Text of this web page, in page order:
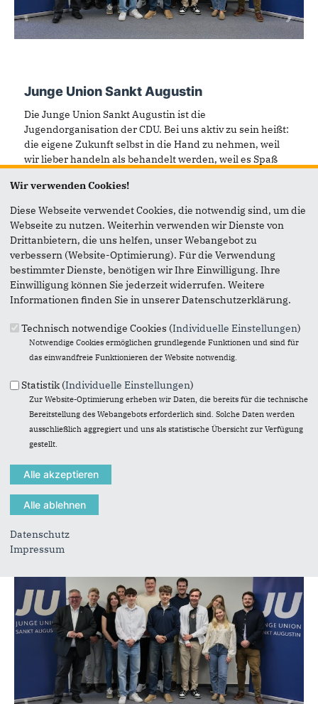
Junge Union Sankt Augustin
Die Junge Union Sankt Augustin ist die
Jugendorganisation der CDU. Bei uns aktiv zu sein heißt:
die eigene Zukunft selbst in die Hand zu nehmen, weil
wir lieber handeln als behandelt werden, weil es Spaß
zusammenzuarbeiten, politische Ideen zu entwickeln
und für ihre Durchsetzung zu streiten. Das ist Arbeit.
Klar. Aber nur „aus dem Bauch heraus” lassen sich
Probleme nicht lösen. Zur Jungen Union gehört aber
genauso das Skat- oder Fußballturnier, die Party, das
Rockfestival, die Kinonacht oder die Studienreise.
Selbstverständlich sind auch interessierte
Nichtmitglieder willkommen: Beim Arbeiten und beim
Die Mitglieder der JU sind für Euch und Eure Anliegen in
vielen Gremien der Stadt vertreten. Seien es
Ratsmitglieder oder Sachkundige Bürger in Ausschüssen
Organisationen. Hier reden wir mit und vertreten den
Standpunkt von jungen Leuten, damit nicht an deren
Bedürfnissen und Wünschen vorbei geplant wird.
Ihr Anregungen und Wünsche, was für Jugendliche in
Sankt Augustin getan werden kann oder muss? Wo fehlt
etwas? Wollt ihr auch bei uns mitmachen? Dann meldet
Euch bei uns. Wir sprechen mit Euch und setzen dann
alles Realisierbare mit Euch und Eurer Hilfe um.
Wir verwenden Cookies!
Diese Webseite verwendet Cookies, die notwendig sind, um die
Webseite zu nutzen. Weiterhin verwenden wir Dienste von
Drittanbietern, die uns helfen, unser Webangebot zu
verbessern (Website-Optimierung). Für die Verwendung
bestimmter Dienste, benötigen wir Ihre Einwilligung. Ihre
Einwilligung können Sie jederzeit widerrufen. Weitere
Informationen finden Sie in unserer Datenschutzerklärung.
Technisch notwendige Cookies (Individuelle Einstellungen)
Notwendige Cookies ermöglichen grundlegende Funktionen und sind für
das einwandfreie Funktionieren der Website notwendig.
Statistik (Individuelle Einstellungen)
Zur Website-Optimierung erheben wir Daten, die bereits für die technische
Bereitstellung des Webangebots erforderlich sind. Solche Daten werden
ausschließlich aggregiert und uns als statistische Übersicht zur Verfügung
gestellt.
Datenschutz
Impressum